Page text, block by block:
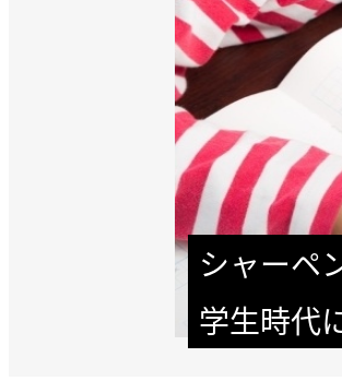
シャーペ
学生時代